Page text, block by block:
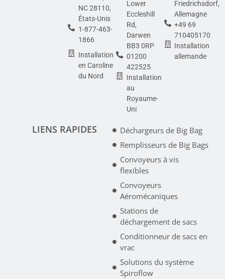
NC 28110,
États-Unis
1-877-463-
1866
Installation
en Caroline
du Nord
Lower
Eccleshill
Rd,
Darwen
BB3 0RP
01200
422525
Installation
au
Royaume-
Uni
Friedrichsdorf,
Allemagne
+49 69
710405170
Installation
allemande
LIENS RAPIDES
Déchargeurs de Big Bag
Remplisseurs de Big Bags
Convoyeurs à vis
flexibles
Convoyeurs
Aéromécaniques
Stations de
déchargement de sacs
Conditionneur de sacs en
vrac
Solutions du système
Spiroflow